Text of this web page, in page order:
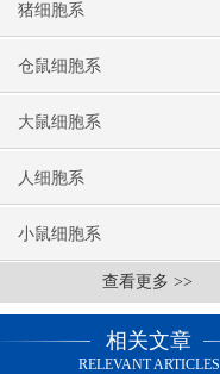
猪细胞系
仓鼠细胞系
大鼠细胞系
人细胞系
小鼠细胞系
查看更多 >>
相关文章
RELEVANT ARTICLES